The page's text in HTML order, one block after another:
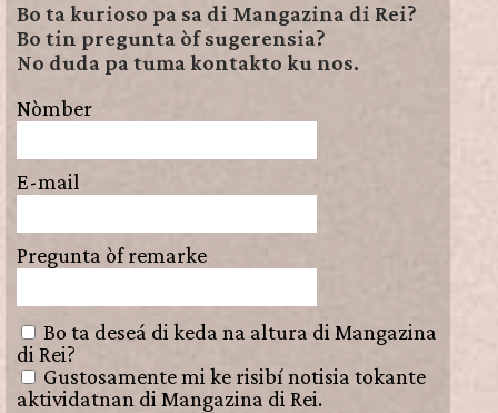
Bo ta kurioso pa sa di Mangazina di Rei?
Bo tin pregunta òf sugerensia?
No duda pa tuma kontakto ku nos.
Nòmber
E-mail
Pregunta òf remarke
Bo ta deseá di keda na altura di Mangazina
di Rei?
Gustosamente mi ke risibí notisia tokante
aktividatnan di Mangazina di Rei.